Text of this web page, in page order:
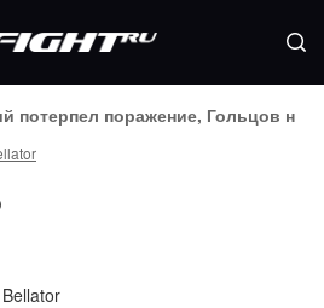
потерпел поражение, Гольцов
Bellator